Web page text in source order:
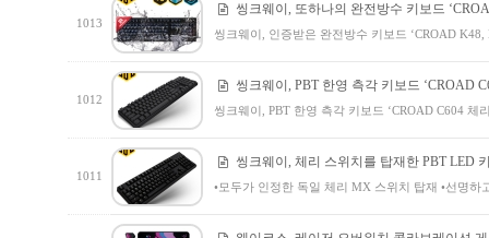
1013
씽크웨이, 또하나의 완전방수 키보드
씽크웨이, 인증받은 완전방수 키보드 ‘CROAD
1012
씽크웨이, PBT 한영 측각 키보드 ‘CROAD
씽크웨이, PBT 한영 측각 키보드 ‘CROAD C604
1011
씽크웨이, 체리 스위치를 탑재한 PBT LED
•모두가 인정한 독일 체리 MX 스위치 탑재 •선명